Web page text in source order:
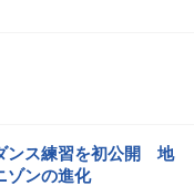
ンス練習を初公開 地
ゾンの進化